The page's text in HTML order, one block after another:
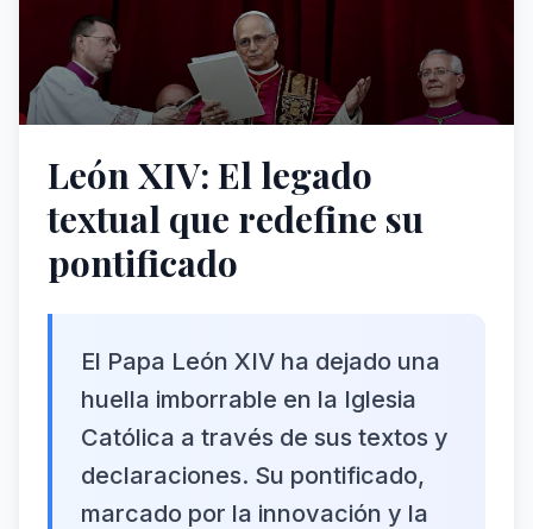
León XIV: El legado
textual que redefine su
pontificado
El Papa León XIV ha dejado una
huella imborrable en la Iglesia
Católica a través de sus textos y
declaraciones. Su pontificado,
marcado por la innovación y la